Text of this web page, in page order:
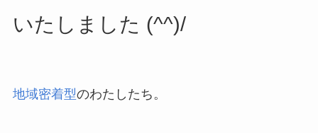
いたしました (^^)/
地域密着型のわたしたち。